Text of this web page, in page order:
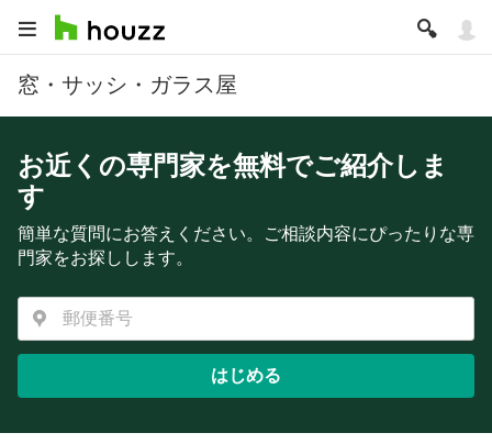
窓・サッシ・ガラス屋
お近くの専門家を無料でご紹介しま
す
簡単な質問にお答えください。ご相談内容にぴったりな専
門家をお探しします。
はじめる